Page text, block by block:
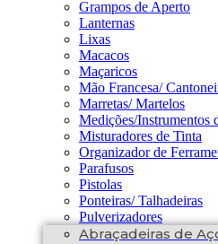
Grampos de Aperto
Lanternas
Lixas
Macacos
Maçaricos
Mão Francesa/
Marretas/ Martelos
Medições/Instrumentos
Misturadores de Tinta
Organizador de
Parafusos
Pistolas
Ponteiras/ Talhadeiras
Pulverizadores
Abraçadeiras de